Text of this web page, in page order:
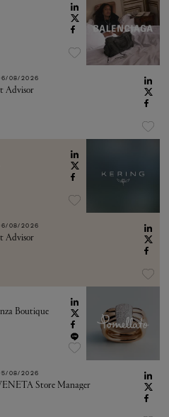
08/2026
Advisor
08/2026
Advisor
Boutique
08/2026
Store Manager